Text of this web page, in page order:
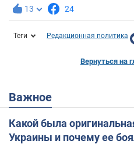
13 24
Теги Редакционная политика
Вернуться на
Важное
Какой была
Украины и почему ее